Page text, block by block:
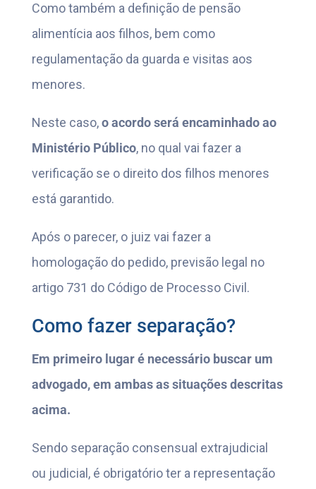
Como também a definição de pensão
alimentícia aos filhos, bem como
regulamentação da guarda e visitas aos
menores.
Neste caso,o acordo será encaminhado ao
Ministério Público, no qual vai fazer a
verificação se o direito dos filhos menores
está garantido.
Após o parecer, o juiz vai fazer a
homologação do pedido, previsão legal no
artigo 731 do Código de Processo Civil.
Como fazer separação?
Em primeiro lugar é necessário buscar um
advogado, em ambas as situações descritas
acima.
Sendo separação consensual extrajudicial
ou judicial, é obrigatório ter a representação